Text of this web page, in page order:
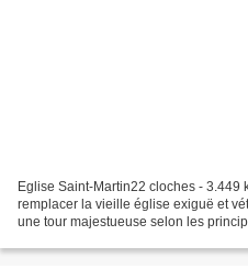
Eglise Saint-Martin22 cloches - 3.449
remplacer la vieille église exiguë et
une tour majestueuse selon les